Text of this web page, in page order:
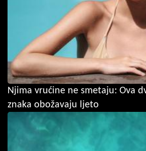
Njima vrućine ne smetaju: Ova
znaka obožavaju ljeto